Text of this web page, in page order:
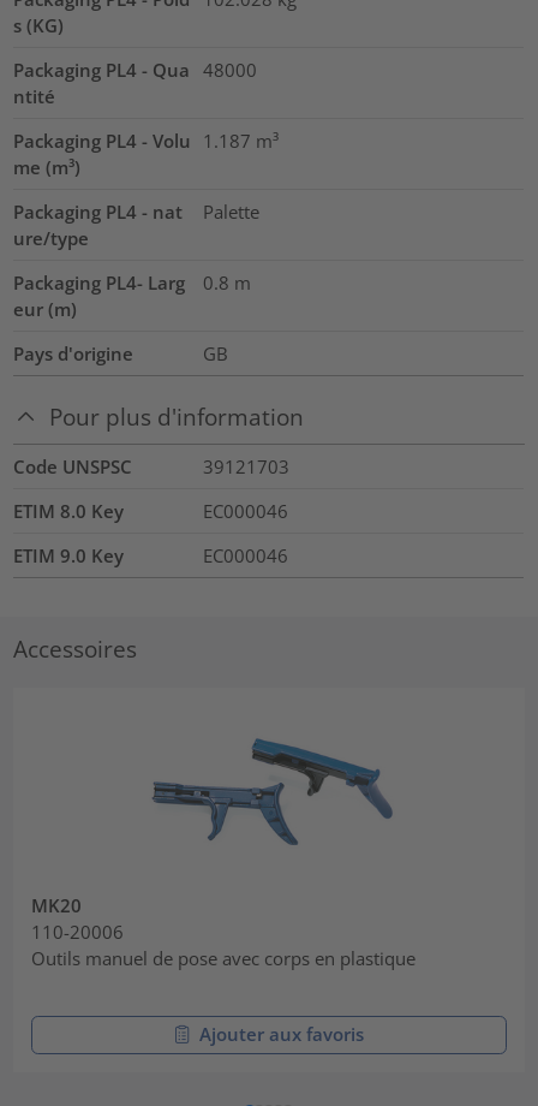
s (KG)
Packaging PL4 - Qua
ntité
48000
Packaging PL4 - Volu
me (m³)
1.187 m³
Packaging PL4 - nat
ure/type
Palette
Packaging PL4- Larg
eur (m)
0.8 m
Pays d'origine GB
Pour plus d'information
Code UNSPSC
39121703
ETIM 8.0 Key
EC000046
ETIM 9.0 Key
EC000046
Accessoires
MK20
110-20006
Outils manuel de pose avec corps en plastique
Ajouter aux favoris